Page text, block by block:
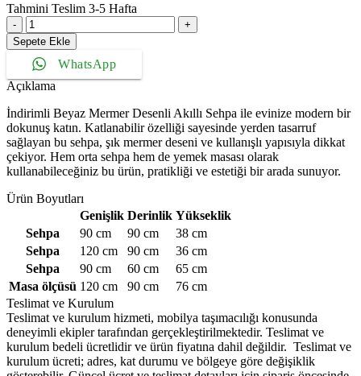
Tahmini Teslim 3-5 Hafta
Zarif
Akıllı
Sehpa
Orta
Sehpa
Masa
Beyaz
Mermer
Renk
Siyah
Ayak
Sepete Ekle
WhatsApp
Açıklama
İndirimli Beyaz Mermer Desenli Akıllı Sehpa ile evinize modern bir
dokunuş katın. Katlanabilir özelliği sayesinde yerden tasarruf
sağlayan bu sehpa, şık mermer deseni ve kullanışlı yapısıyla dikkat
çekiyor. Hem orta sehpa hem de yemek masası olarak
kullanabileceğiniz bu ürün, pratikliği ve estetiği bir arada sunuyor.
Ürün Boyutları
Genişlik Derinlik Yükseklik
Sehpa
90 cm 90 cm
38 cm
Sehpa
120 cm 90 cm
36 cm
Sehpa
90 cm 60 cm
65 cm
Masa ölçüsü 120 cm 90 cm
76 cm
Teslimat ve Kurulum
Teslimat ve kurulum hizmeti, mobilya taşımacılığı konusunda
deneyimli ekipler tarafından gerçekleştirilmektedir. Teslimat ve
kurulum bedeli ücretlidir ve ürün fiyatına dahil değildir. ‎ Teslimat ve
kurulum ücreti; adres, kat durumu ve bölgeye göre değişiklik